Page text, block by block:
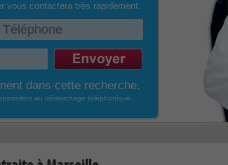
vous contactera très rapidement.
dans cette recherche.
au démarchage téléphonique.